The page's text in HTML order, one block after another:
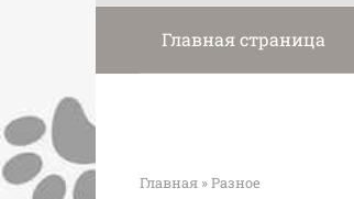
Главная страница
Главная »Разное